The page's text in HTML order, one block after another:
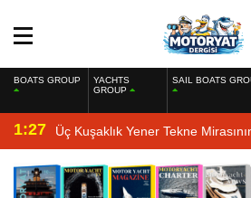
BOATS GROUP
YACHTS
GROUP
SAIL BOATS
1:27 Üç Kuşaklık Yener Tekne
Yorumu